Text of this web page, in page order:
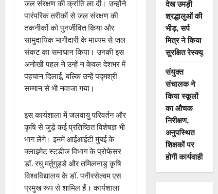
जल संरक्षण की क्रांति ला दी। उन्होंने
पारंपरिक तरीकों से जल संरक्षण की
तकनीकों को पुनर्जीवित किया और
सामुदायिक भागीदारी के माध्यम से जल
संकट का समाधान किया। उनकी इस
अनोखी पहल ने उन्हें न केवल देशभर में
पहचान दिलाई, बल्कि उन्हें पद्मश्री
सम्मान से भी नवाजा गया।
इस कार्यशाला में जलवायु परिवर्तन और
कृषि से जुड़े कई प्रतिष्ठित विशेषज्ञ भी
भाग लेंगे। इनमें आईआईटी मुंबई के
क्लाइमेट स्टडीज विभाग के प्रोफेसर
डॉ. रघु मर्तुगुड्डे और तमिलनाडु कृषि
विश्वविद्यालय के डॉ. पनीरसेल्वम एस
प्रमुख रूप से शामिल हैं। कार्यशाला
देख उमड़ी
श्रद्धालुओं की
भीड़, सर्प
मित्र ने किया
सुरक्षित रेस्क्यू
संयुक्त
संचालक ने
किया स्कूलों
का औचक
निरीक्षण,
अनुपस्थित
शिक्षकों पर
होगी कार्यवाही